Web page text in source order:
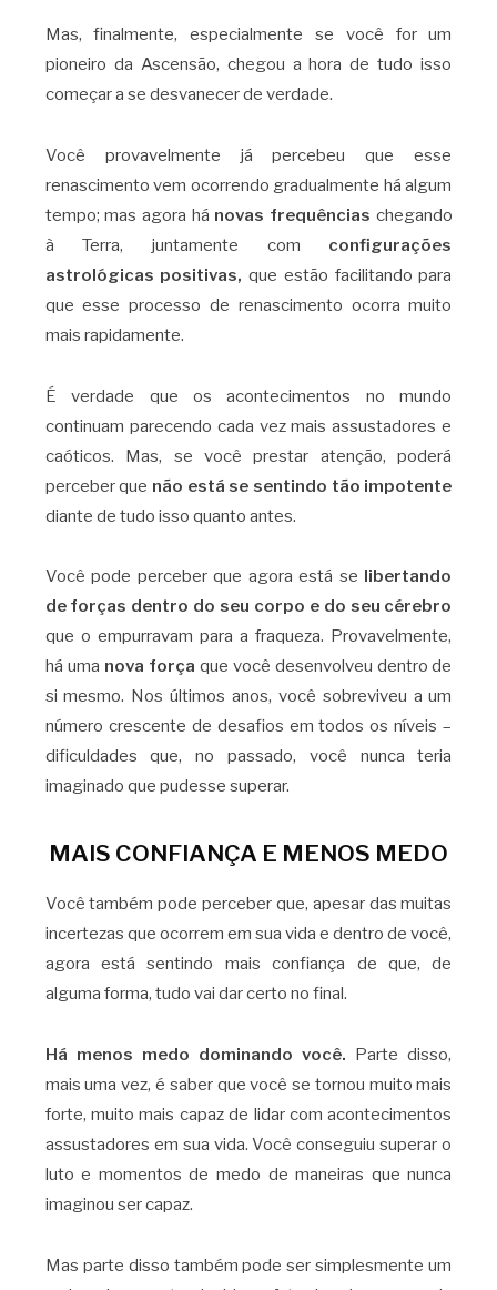
Mas, finalmente, especialmente se você for um
pioneiro da Ascensão, chegou a hora de tudo isso
começar a se desvanecer de verdade.
Você provavelmente já percebeu que esse
renascimento vem ocorrendo gradualmente há algum
tempo; mas agora há novas frequências chegando
à Terra, juntamente com configurações
astrológicas positivas, que estão facilitando para
que esse processo de renascimento ocorra muito
mais rapidamente.
É verdade que os acontecimentos no mundo
continuam parecendo cada vez mais assustadores e
caóticos. Mas, se você prestar atenção, poderá
perceber que não está se sentindo tão impotente
diante de tudo isso quanto antes.
Você pode perceber que agora está se
libertando
de forças dentro do seu corpo e do seu cérebro
que o empurravam para a fraqueza. Provavelmente,
há uma nova força que você desenvolveu dentro de
si mesmo. Nos últimos anos, você sobreviveu a um
número crescente de desafios em todos os níveis –
dificuldades que, no passado, você nunca teria
imaginado que pudesse superar.
MAIS CONFIANÇA E MENOS MEDO
Você também pode perceber que, apesar das muitas
incertezas que ocorrem em sua vida e dentro de você,
agora está sentindo mais confiança de que, de
alguma forma, tudo vai dar certo no final.
Há menos medo dominando você. Parte disso,
mais uma vez, é saber que você se tornou muito mais
forte, muito mais capaz de lidar com acontecimentos
assustadores em sua vida. Você conseguiu superar o
luto e momentos de medo de maneiras que nunca
imaginou ser capaz.
Mas parte disso também pode ser simplesmente um